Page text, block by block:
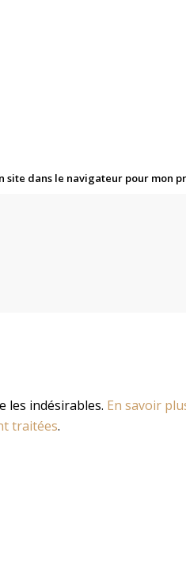
site dans le navigateur pour mon
les indésirables. En savoir
traitées.